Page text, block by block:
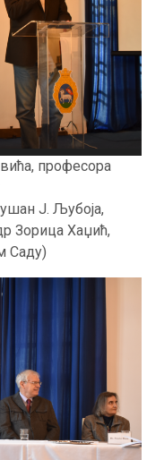
професора
Ј. Љубоја,
Зорица Хаџић,
Саду)